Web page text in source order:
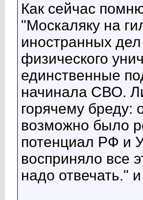
Как сейчас
"Москаляку на
иностранных
физического
единственные
начинала СВО.
горячему бреду:
возможно было
потенциал РФ и
восприняло все
надо отвечать."